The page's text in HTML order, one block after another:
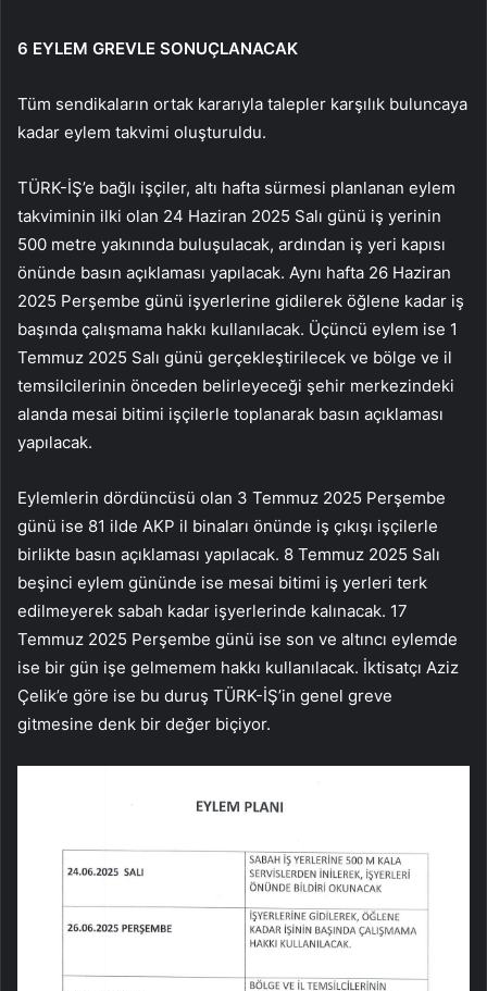
6 EYLEM GREVLE SONUÇLANACAK
Tüm sendikaların ortak kararıyla talepler karşılık buluncaya
kadar eylem takvimi oluşturuldu.
TÜRK-İŞ’e bağlı işçiler, altı hafta sürmesi planlanan eylem
takviminin ilki olan 24 Haziran 2025 Salı günü iş yerinin
500 metre yakınında buluşulacak, ardından iş yeri kapısı
önünde basın açıklaması yapılacak. Aynı hafta 26 Haziran
2025 Perşembe günü işyerlerine gidilerek öğlene kadar iş
başında çalışmama hakkı kullanılacak. Üçüncü eylem ise 1
Temmuz 2025 Salı günü gerçekleştirilecek ve bölge ve il
temsilcilerinin önceden belirleyeceği şehir merkezindeki
alanda mesai bitimi işçilerle toplanarak basın açıklaması
yapılacak.
Eylemlerin dördüncüsü olan 3 Temmuz 2025 Perşembe
günü ise 81 ilde AKP il binaları önünde iş çıkışı işçilerle
birlikte basın açıklaması yapılacak. 8 Temmuz 2025 Salı
beşinci eylem gününde ise mesai bitimi iş yerleri terk
edilmeyerek sabah kadar işyerlerinde kalınacak. 17
Temmuz 2025 Perşembe günü ise son ve altıncı eylemde
ise bir gün işe gelmemem hakkı kullanılacak. İktisatçı Aziz
Çelik’e göre ise bu duruş TÜRK-İŞ’in genel greve
gitmesine denk bir değer biçiyor.